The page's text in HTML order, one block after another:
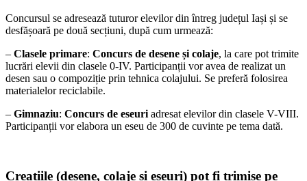
Concursul se adresează tuturor elevilor din întreg județul Iași și se
desfășoară pe două secțiuni, după cum urmează:
– Clasele primare: Concurs de desene și colaje, la care pot trimite
lucrări elevii din clasele 0-IV. Participanții vor avea de realizat un
desen sau o compoziție prin tehnica colajului. Se preferă folosirea
materialelor reciclabile.
– Gimnaziu: Concurs de eseuri adresat elevilor din clasele V-VIII.
Participanții vor elabora un eseu de 300 de cuvinte pe tema dată.
Creațiile (desene, colaje și eseuri) pot fi trimise pe